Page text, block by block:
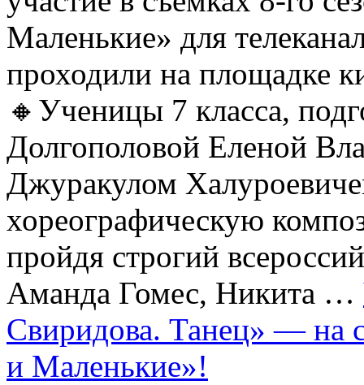
Маленькие» для
проходили на площадке
🔸Ученицы 7 класса,
Долгополовой Еленой
Джуракулом
хореографическую
пройдя строгий
Аманда Гомес, Никита …
Свиридова. Танец» — на
и Маленькие»!